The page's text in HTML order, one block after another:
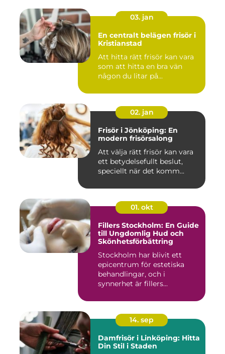
03. jan
En centralt belägen frisör i
Kristianstad
Att hitta rätt frisör kan vara
som att hitta en bra vän
någon du litar på...
02. jan
Frisör i Jönköping: En
modern frisörsalong
Att välja rätt frisör kan vara
ett betydelsefullt beslut,
speciellt när det komm...
01. okt
Fillers Stockholm: En Guide
till Ungdomlig Hud och
Skönhetsförbättring
Stockholm har blivit ett
epicentrum för estetiska
behandlingar, och i
synnerhet är fillers...
14. sep
Damfrisör i Linköping: Hitta
Din Stil i Staden